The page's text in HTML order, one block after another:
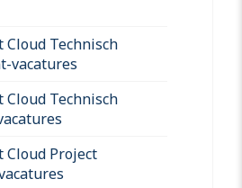
Technisch
vacatures
Technisch
Project